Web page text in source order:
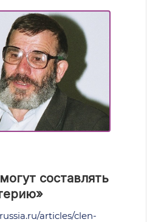
составлять
articles/clen-